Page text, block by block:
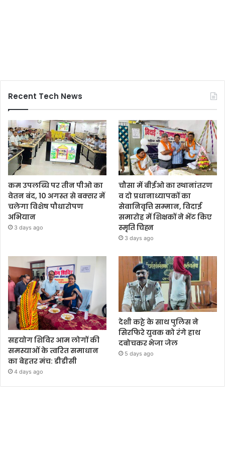
Recent Tech News
कम उपलब्धि पर तीन पीओ का
वेतन बंद, 10 अगस्त से बक्सर में
चलेगा विशेष पौधारोपण
अभियान
3 days ago
चौसा में बीईओ का स्थानांतरण
व दो प्रधानाध्यापकों का
सेवानिवृत्ति सम्मान, विदाई
समारोह में शिक्षकों ने भेंट किए
स्मृति चिह्न
3 days ago
सहयोग शिविर आम लोगों की
समस्याओं के त्वरित समाधान
का बेहतर मंच: डीडीसी
4 days ago
देशी कट्टे के साथ पुलिस ने
सिरफिरे युवक को रंगे हाथ
दबोचकर भेजा जेल
5 days ago